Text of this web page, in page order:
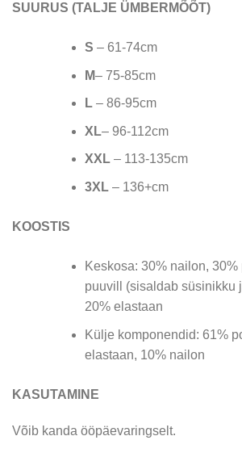
SUURUS (TALJE ÜMBERMÕÕT)
S – 61-74cm
M– 75-85cm
L– 86-95cm
XL– 96-112cm
XXL– 113-135cm
3XL– 136+cm
KOOSTIS
Keskosa: 30% nailon, 30%
puuvill (sisaldab süsinikku
20% elastaan
Külje komponendid: 61%
elastaan, 10% nailon
KASUTAMINE
Võib kanda ööpäevaringselt.